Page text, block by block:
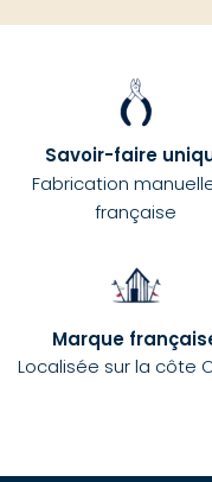
Savoir-faire
Fabrication
française
Marque
Localisée sur la côte